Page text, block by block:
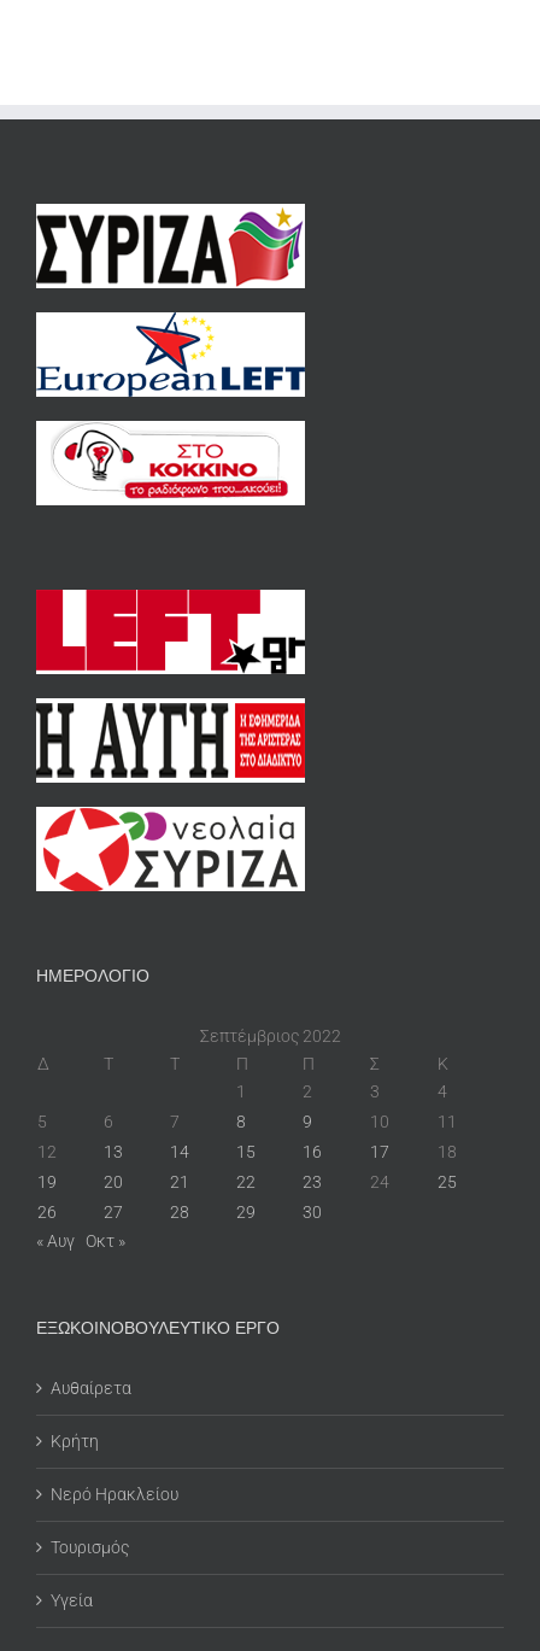
ΗΜΕΡΟΛΟΓΙΟ
Σεπτέμβριος 2022
Δ
Τ Τ Π Π Σ
Κ
1
2 3
4
5
6 7 8 9 10
11
12
13 14 15 16 17
18
19
20 21 22 23 24
25
26
27 28 29
30
« Αυγ
Οκτ »
ΕΞΩΚΟΙΝΟΒΟΥΛΕΥΤΙΚΟ ΕΡΓΟ
Αυθαίρετα
Κρήτη
Νερό Ηρακλείου
Τουρισμός
Υγεία